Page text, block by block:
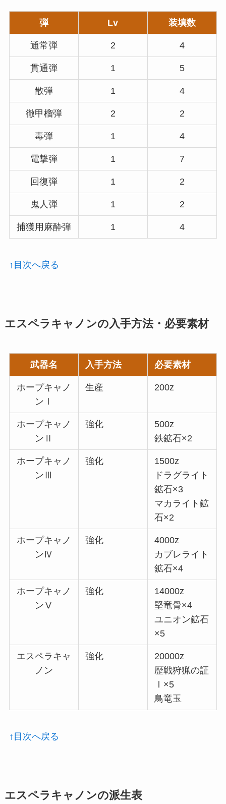
弾 Lv 装填数
通常弾 2 4
貫通弾 1 5
散弾 1 4
徹甲榴弾 2 2
毒弾 1 4
電撃弾 1 7
回復弾 1 2
鬼人弾 1 2
捕獲用麻酔弾 1 4
↑目次へ戻る
エスペラキャノンの入手方法・必要素材
武器名 入手方法 必要素材
ホープキャノ
ンⅠ
生産 200z
ホープキャノ
ンⅡ
強化
500z
鉄鉱石×2
ホープキャノ
ンⅢ
強化
1500z
ドラグライト
鉱石×3
マカライト鉱
石×2
ホープキャノ
ンⅣ
強化
4000z
カブレライト
鉱石×4
ホープキャノ
ンⅤ
強化
14000z
堅竜骨×4
ユニオン鉱石
×5
エスペラキャ
ノン
強化
20000z
歴戦狩猟の証
Ⅰ×5
鳥竜玉
↑目次へ戻る
エスペラキャノンの派生表